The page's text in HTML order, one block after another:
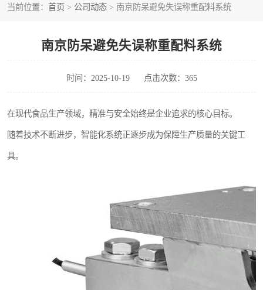
当前位置： 首页 > 公司动态 > 南京防呆避免失误称重配料系统
南京防呆避免失误称重配料系统
时间：2025-10-19 点击次数：365
在现代食品生产领域，精准与安全始终是企业追求的核心目标。
随着技术不断进步，智能化系统正逐步成为保障生产质量的关键工
具。
屠宰轨道秤
移动源环保门禁电子台账系统